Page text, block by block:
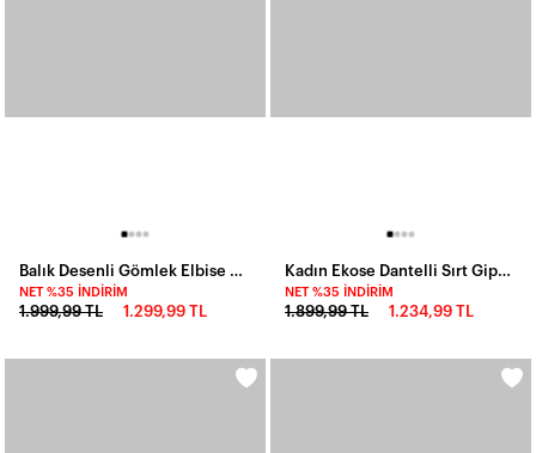
NET %35 İNDIRIM
1.999,99 TL 1.299,99 TL
NET %35 İNDIRIM
1.899,99 TL 1.234,99 TL